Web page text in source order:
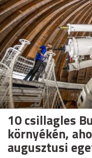
10 csillagles
környékén,
augusztusi